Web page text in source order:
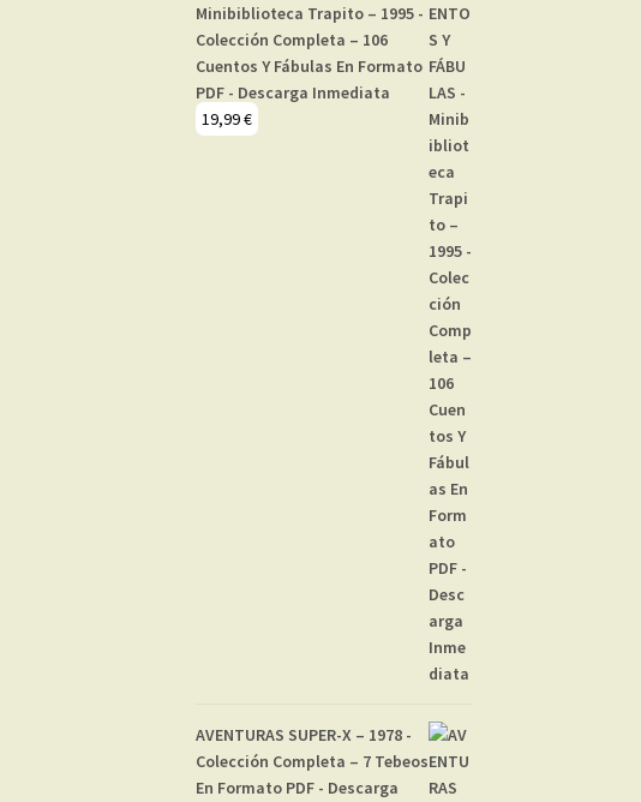
Minibiblioteca Trapito – 1995 -
Colección Completa – 106
Cuentos Y Fábulas En Formato
PDF - Descarga Inmediata
19,99€
AVENTURAS SUPER-X – 1978 -
Colección Completa – 7 Tebeos
En Formato PDF - Descarga